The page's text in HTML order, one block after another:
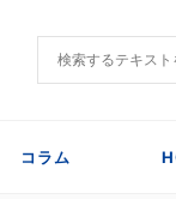
コラム